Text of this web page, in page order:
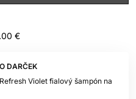
DARČEK
Violet fialový šampón na
€